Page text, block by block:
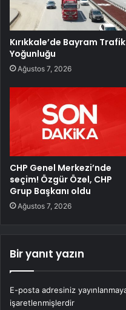
Kırıkkale’de Bayram Trafik
Yoğunluğu
Ağustos 7, 2026
CHP Genel Merkezi’nde
seçim! Özgür Özel, CHP
Grup Başkanı oldu
Ağustos 7, 2026
Bir yanıt yazın
E-posta adresiniz
işaretlenmişlerdir